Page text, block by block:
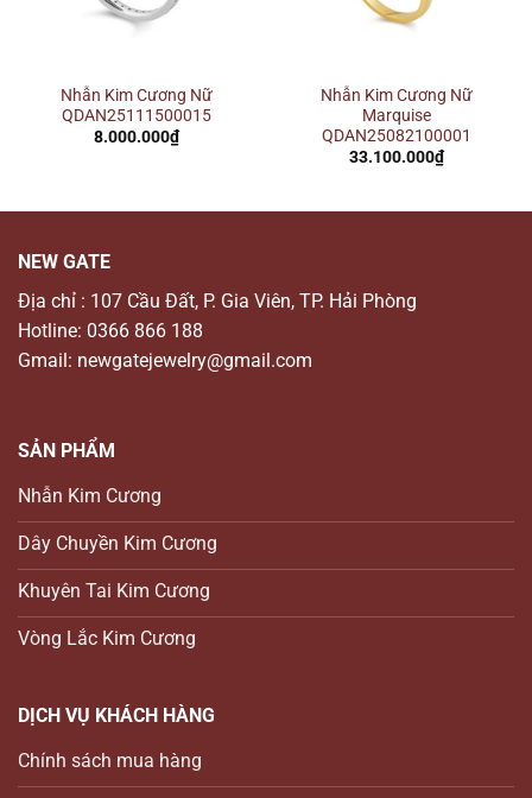
Nhẫn Kim Cương Nữ
QDAN25111500015
8.000.000₫
Nhẫn Kim Cương Nữ
Marquise
QDAN25082100001
33.100.000₫
NEW GATE
Địa chỉ : 107 Cầu Đất, P. Gia Viên, TP. Hải Phòng
Hotline: 0366 866 188
Gmail: newgatejewelry@gmail.com
SẢN PHẨM
Nhẫn Kim Cương
Dây Chuyền Kim Cương
Khuyên Tai Kim Cương
Vòng Lắc Kim Cương
DỊCH VỤ KHÁCH HÀNG
Chính sách mua hàng